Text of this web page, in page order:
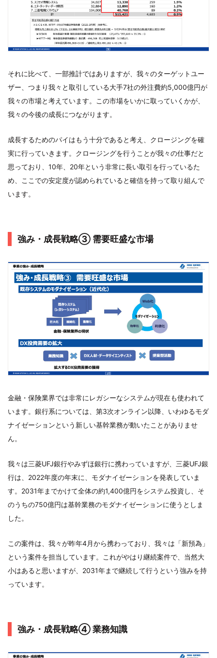
それに比べて、一部推計ではありますが、我々のターゲットユー
ザー、つまり我々と取引している大手7社の外注費約5,000億円が
我々の市場と考えています。この市場をいかに取っていくかが、
我々の今後の成長につながります。
成長するためのパイはもう十分であると考え、クロージングを確
実に行っていきます。クロージングを行うことが我々の仕事だと
思っており、10年、20年という非常に長い取引を行っているた
め、ここでの安定度が認められていると確信を持って取り組んで
います。
強み・成長戦略③ 需要旺盛な市場
金融・保険業界では非常にレガシーなシステムが現在も使われて
います。銀行系については、第3次オンライン以降、いわゆるモダ
ナイゼーションという新しい基幹業務が動いたことがありませ
ん。
我々は三菱UFJ銀行やみずほ銀行に携わっていますが、三菱UFJ銀
行は、2022年度の年末に、モダナイゼーションを発表していま
す。2031年までかけて全体の約1,400億円をシステム投資し、そ
のうちの750億円は基幹業務のモダナイゼーションに使うとしま
した。
この案件は、我々が昨年4月から携わっており、我々は「新預為」
という案件を担当しています。これがやはり継続案件で、当然大
小はあると思いますが、2031年まで継続して行うという強みを持
っています。
強み・成長戦略④ 業務知識